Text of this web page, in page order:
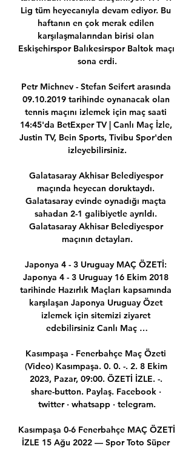
Lig tüm heyecanıyla devam ediyor. Bu
haftanın en çok merak edilen
karşılaşmalarından birisi olan
Eskişehirspor Balıkesirspor Baltok maçı
sona erdi.
Petr Michnev - Stefan Seifert arasında
09.10.2019 tarihinde oynanacak olan
tennis maçını izlemek için maç saati
14:45'da BetExper TV | Canlı Maç İzle,
Justin TV, Bein Sports, Tivibu Spor'den
izleyebilirsiniz.
Galatasaray Akhisar Belediyespor
maçında heyecan doruktaydı.
Galatasaray evinde oynadığı maçta
sahadan 2-1 galibiyetle ayrıldı.
Galatasaray Akhisar Belediyespor
maçının detayları.
Japonya 4 - 3 Uruguay MAÇ ÖZETİ:
Japonya 4 - 3 Uruguay 16 Ekim 2018
tarihinde Hazırlık Maçları kapsamında
karşılaşan Japonya Uruguay Özet
izlemek için sitemizi ziyaret
edebilirsiniz Canlı Maç …
Kasımpaşa - Fenerbahçe Maç Özeti
(Video) Kasımpaşa. 0. 0. -. 2. 8 Ekim
2023, Pazar, 09:00. ÖZETİ İZLE. -.
share-button. Paylaş. Facebook ·
twitter · whatsapp · telegram.
Kasımpaşa 0-6 Fenerbahçe MAÇ ÖZETİ
İZLE 15 Ağu 2022 — Spor Toto Süper